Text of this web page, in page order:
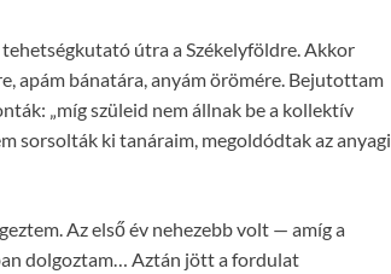
útra a Székelyföldre. Akkor
apám bánatára, anyám örömére. Bejutottam
„míg szüleid nem állnak be a kollektív
sorsolták ki tanáraim, megoldódtak az anyagi
Az első év nehezebb volt — amíg a
dolgoztam… Aztán jött a fordulat